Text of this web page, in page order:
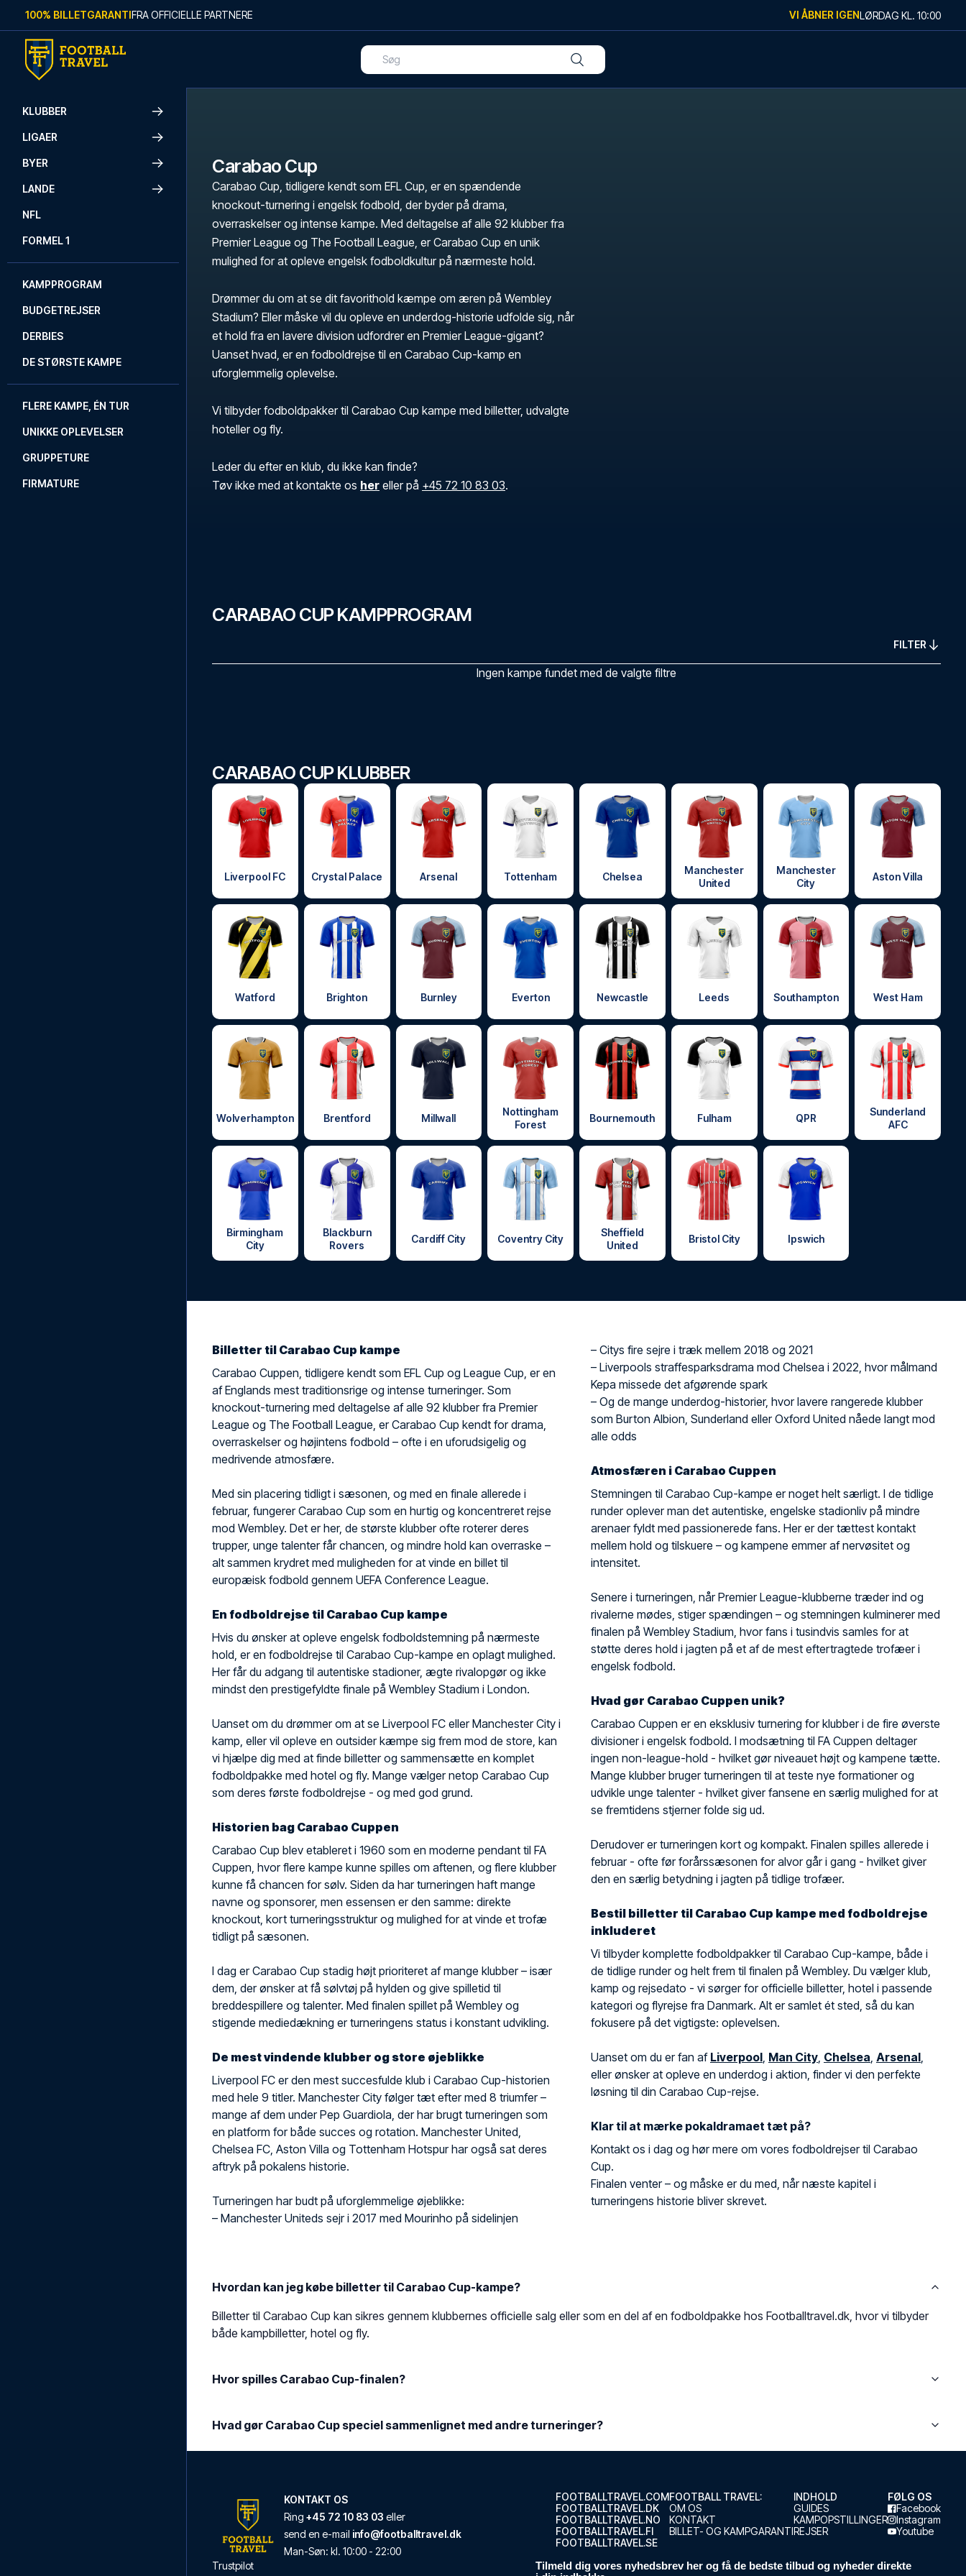
Skip to content
100% BILLETGARANTIFRA OFFICIELLE PARTNERE VI ÅBNER IGENLØRDAG KL. 10:00
KLUBBER
LIGAER
BYER
LANDE
NFL
FORMEL 1
KAMPPROGRAM
BUDGETREJSER
DERBIES
DE STØRSTE KAMPE
FLERE KAMPE, ÉN TUR
UNIKKE OPLEVELSER
GRUPPETURE
FIRMATURE
Carabao Cup
Carabao Cup, tidligere kendt som EFL Cup, er en spændende
knockout-turnering i engelsk fodbold, der byder på drama,
overraskelser og intense kampe. Med deltagelse af alle 92 klubber fra
Premier League og The Football League, er Carabao Cup en unik
mulighed for at opleve engelsk fodboldkultur på nærmeste hold.
Drømmer du om at se dit favorithold kæmpe om æren på Wembley
Stadium? Eller måske vil du opleve en underdog-historie udfolde sig, når
et hold fra en lavere division udfordrer en Premier League-gigant?
Uanset hvad, er en fodboldrejse til en Carabao Cup-kamp en
uforglemmelig oplevelse.
Vi tilbyder fodboldpakker til Carabao Cup kampe med billetter, udvalgte
hoteller og fly.
Leder du efter en klub, du ikke kan finde?
Tøv ikke med at kontakte os her eller på +45 72 10 83 03.
CARABAO CUP KAMPPROGRAM
FILTER
Ingen kampe fundet med de valgte filtre
CARABAO CUP KLUBBER
Liverpool FC Crystal Palace Arsenal Tottenham Chelsea
Manchester
United
Manchester
City
Aston Villa
Watford Brighton Burnley Everton Newcastle Leeds Southampton West Ham
Wolverhampton Brentford Millwall
Nottingham
Forest
Bournemouth Fulham QPR
Sunderland
AFC
Birmingham
City
Blackburn
Rovers
Cardiff City Coventry City
Sheffield
United
Bristol City Ipswich
Billetter til Carabao Cup kampe
Carabao Cuppen, tidligere kendt som EFL Cup og League Cup, er en
af Englands mest traditionsrige og intense turneringer. Som
knockout-turnering med deltagelse af alle 92 klubber fra Premier
League og The Football League, er Carabao Cup kendt for drama,
overraskelser og højintens fodbold – ofte i en uforudsigelig og
medrivende atmosfære.
Med sin placering tidligt i sæsonen, og med en finale allerede i
februar, fungerer Carabao Cup som en hurtig og koncentreret rejse
mod Wembley. Det er her, de største klubber ofte roterer deres
trupper, unge talenter får chancen, og mindre hold kan overraske –
alt sammen krydret med muligheden for at vinde en billet til
europæisk fodbold gennem UEFA Conference League.
En fodboldrejse til Carabao Cup kampe
Hvis du ønsker at opleve engelsk fodboldstemning på nærmeste
hold, er en fodboldrejse til Carabao Cup-kampe en oplagt mulighed.
Her får du adgang til autentiske stadioner, ægte rivalopgør og ikke
mindst den prestigefyldte finale på Wembley Stadium i London.
Uanset om du drømmer om at se Liverpool FC eller Manchester City i
kamp, eller vil opleve en outsider kæmpe sig frem mod de store, kan
vi hjælpe dig med at finde billetter og sammensætte en komplet
fodboldpakke med hotel og fly. Mange vælger netop Carabao Cup
som deres første fodboldrejse - og med god grund.
Historien bag Carabao Cuppen
Carabao Cup blev etableret i 1960 som en moderne pendant til FA
Cuppen, hvor flere kampe kunne spilles om aftenen, og flere klubber
kunne få chancen for sølv. Siden da har turneringen haft mange
navne og sponsorer, men essensen er den samme: direkte
knockout, kort turneringsstruktur og mulighed for at vinde et trofæ
tidligt på sæsonen.
I dag er Carabao Cup stadig højt prioriteret af mange klubber – især
dem, der ønsker at få sølvtøj på hylden og give spilletid til
breddespillere og talenter. Med finalen spillet på Wembley og
stigende mediedækning er turneringens status i konstant udvikling.
De mest vindende klubber og store øjeblikke
Liverpool FC er den mest succesfulde klub i Carabao Cup-historien
med hele 9 titler. Manchester City følger tæt efter med 8 triumfer –
mange af dem under Pep Guardiola, der har brugt turneringen som
en platform for både succes og rotation. Manchester United,
Chelsea FC, Aston Villa og Tottenham Hotspur har også sat deres
aftryk på pokalens historie.
Turneringen har budt på uforglemmelige øjeblikke:
– Manchester Uniteds sejr i 2017 med Mourinho på sidelinjen
– Citys fire sejre i træk mellem 2018 og 2021
– Liverpools straffesparksdrama mod Chelsea i 2022, hvor målmand
Kepa missede det afgørende spark
– Og de mange underdog-historier, hvor lavere rangerede klubber
som Burton Albion, Sunderland eller Oxford United nåede langt mod
alle odds
Atmosfæren i Carabao Cuppen
Stemningen til Carabao Cup-kampe er noget helt særligt. I de tidlige
runder oplever man det autentiske, engelske stadionliv på mindre
arenaer fyldt med passionerede fans. Her er der tættest kontakt
mellem hold og tilskuere – og kampene emmer af nervøsitet og
intensitet.
Senere i turneringen, når Premier League-klubberne træder ind og
rivalerne mødes, stiger spændingen – og stemningen kulminerer med
finalen på Wembley Stadium, hvor fans i tusindvis samles for at
støtte deres hold i jagten på et af de mest eftertragtede trofæer i
engelsk fodbold.
Hvad gør Carabao Cuppen unik?
Carabao Cuppen er en eksklusiv turnering for klubber i de fire øverste
divisioner i engelsk fodbold. I modsætning til FA Cuppen deltager
ingen non-league-hold - hvilket gør niveauet højt og kampene tætte.
Mange klubber bruger turneringen til at teste nye formationer og
udvikle unge talenter - hvilket giver fansene en særlig mulighed for at
se fremtidens stjerner folde sig ud.
Derudover er turneringen kort og kompakt. Finalen spilles allerede i
februar - ofte før forårssæsonen for alvor går i gang - hvilket giver
den en særlig betydning i jagten på tidlige trofæer.
Bestil billetter til Carabao Cup kampe med fodboldrejse
inkluderet
Vi tilbyder komplette fodboldpakker til Carabao Cup-kampe, både i
de tidlige runder og helt frem til finalen på Wembley. Du vælger klub,
kamp og rejsedato - vi sørger for officielle billetter, hotel i passende
kategori og flyrejse fra Danmark. Alt er samlet ét sted, så du kan
fokusere på det vigtigste: oplevelsen.
Uanset om du er fan af Liverpool, Man City, Chelsea, Arsenal,
eller ønsker at opleve en underdog i aktion, finder vi den perfekte
løsning til din Carabao Cup-rejse.
Klar til at mærke pokaldramaet tæt på?
Kontakt os i dag og hør mere om vores fodboldrejser til Carabao
Cup.
Finalen venter – og måske er du med, når næste kapitel i
turneringens historie bliver skrevet.
Hvordan kan jeg købe billetter til Carabao Cup-kampe?
Billetter til Carabao Cup kan sikres gennem klubbernes officielle salg eller som en del af en fodboldpakke hos Footballtravel.dk, hvor vi tilbyder
både kampbilletter, hotel og fly.
Hvor spilles Carabao Cup-finalen?
Hvad gør Carabao Cup speciel sammenlignet med andre turneringer?
KONTAKT OS
Ring +45 72 10 83 03 eller
send en e-mail info@footballtravel.dk
Man-Søn: kl. 10:00 - 22:00
Trustpilot
FOOTBALLTRAVEL.COM
FOOTBALLTRAVEL.DK
FOOTBALLTRAVEL.NO
FOOTBALLTRAVEL.FI
FOOTBALLTRAVEL.SE
FOOTBALL TRAVEL:
OM OS
KONTAKT
BILLET- OG KAMPGARANTI
INDHOLD
GUIDES
KAMPOPSTILLINGER
REJSER
FØLG OS
Facebook
Instagram
Youtube
Tilmeld dig vores nyhedsbrev her og få de bedste tilbud og nyheder direkte